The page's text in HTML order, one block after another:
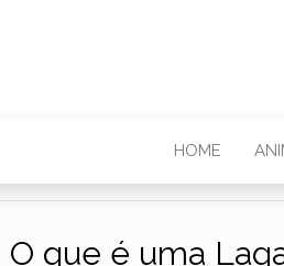
HOME
O que é uma